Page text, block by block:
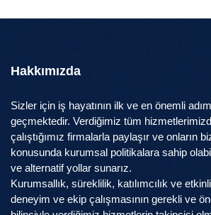
Hakkımızda
Sizler için iş hayatının ilk ve en önemli
geçmektedir. Verdiğimiz tüm
çalıştığımız firmalarla paylaşır ve onların
konusunda kurumsal politikalara sahip
ve alternatif yollar sunarız.
Kurumsallık, süreklilik, katılımcılık ve
deneyim ve ekip çalışmasının gerekli ve